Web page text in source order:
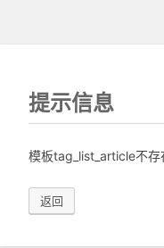
提示信息
模板tag_list_article不存
返回